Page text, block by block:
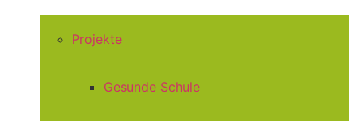
Projekte
Gesunde Schule